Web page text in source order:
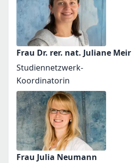
Frau Dr. rer. nat. Juliane Meir
Studiennetzwerk-
Koordinatorin
Frau Julia Neumann